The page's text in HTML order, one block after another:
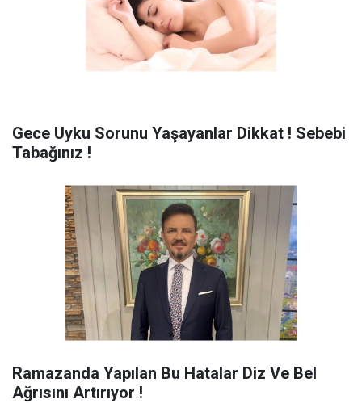
Gece Uyku Sorunu Yaşayanlar Dikkat ! Sebebi
Tabağınız !
Ramazanda Yapılan Bu Hatalar Diz Ve Bel
Ağrısını Artırıyor !